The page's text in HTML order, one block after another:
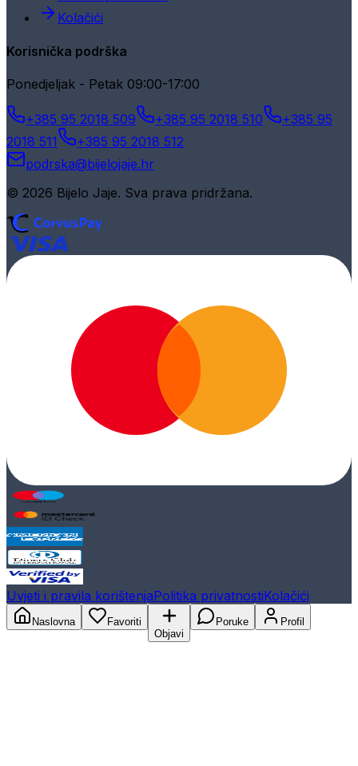
Kolačići
Korisnička podrška
Ponedjeljak - Petak 09:00-17:00
+385 95 2018 509 +385 95 2018 510
+385 95
2018 511
+385 95 2018 512
podrska@bijelojaje.hr
© 2026 Bijelo Jaje. Sva prava pridržana.
Uvjeti i pravila korištenjaPolitika privatnostiKolačići
Naslovna
Favoriti
Objavi
Poruke Profil